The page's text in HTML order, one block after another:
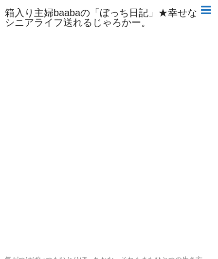
箱入り主婦baabaの「ぼっち日記」★幸せな
シニアライフ送れるじゃろかー。